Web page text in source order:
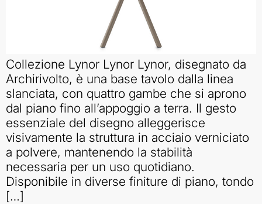
Collezione Lynor Lynor Lynor, disegnato da
Archirivolto, è una base tavolo dalla linea
slanciata, con quattro gambe che si aprono
dal piano fino all’appoggio a terra. Il gesto
essenziale del disegno alleggerisce
visivamente la struttura in acciaio verniciato
a polvere, mantenendo la stabilità
necessaria per un uso quotidiano.
Disponibile in diverse finiture di piano, tondo
[…]